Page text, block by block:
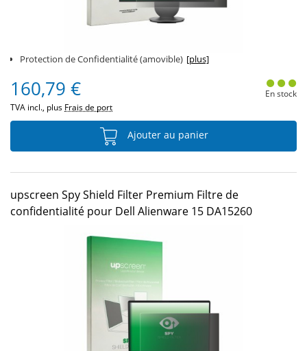
Protection de Confidentialité (amovible) [plus]
160,79 €
TVA incl., plus Frais de port
En stock
Ajouter au panier
upscreen Spy Shield Filter Premium Filtre de
confidentialité pour Dell Alienware 15 DA15260